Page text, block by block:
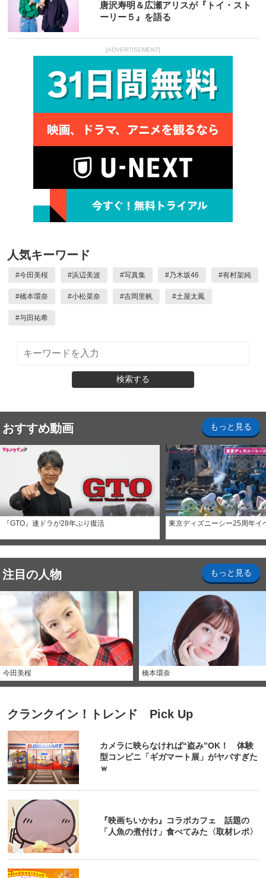
唐沢寿明＆広瀬アリスが『トイ・スト
ーリー５』を語る
[ADVERTISEMENT]
人気キーワード
#今田美桜 #浜辺美波 #写真集 #乃木坂46 #有村架純
#橋本環奈 #小松菜奈 #吉岡里帆 #土屋太鳳
#与田祐希
検索する
おすすめ動画 もっと見る
『GTO』連ドラが28年ぶり復活 東京ディズニーシー25周年イ
注目の人物 もっと見る
今田美桜 橋本環奈
クランクイン！トレンド Pick Up
カメラに映らなければ“盗み”OK！ 体験
型コンビニ「ギガマート展」がヤバすぎた
ｗ
『映画ちいかわ』コラボカフェ 話題の
「人魚の煮付け」食べてみた〈取材レポ〉